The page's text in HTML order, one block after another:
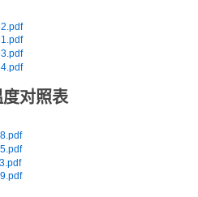
度对照表